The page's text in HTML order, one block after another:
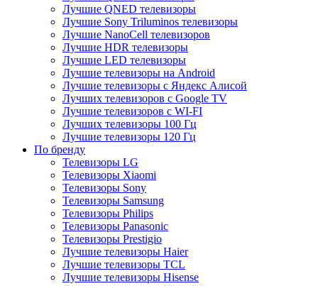
Лучшие QNED телевизоры
Лучшие Sony Triluminos телевизоры
Лучшие NanoCell телевизоров
Лучшие HDR телевизоры
Лучшие LED телевизоры
Лучшие телевизоры на Android
Лучшие телевизоры с Яндекс Алисой
Лучших телевизоров с Google TV
Лучшие телевизоров с WI-FI
Лучших телевизоры 100 Гц
Лучшие телевизоры 120 Гц
По бренду
Телевизоры LG
Телевизоры Xiaomi
Телевизоры Sony
Телевизоры Samsung
Телевизоры Philips
Телевизоры Panasonic
Телевизоры Prestigio
Лучшие телевизоры Haier
Лучшие телевизоры TCL
Лучшие телевизоры Hisense